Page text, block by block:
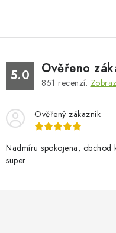
5.0 Ověřeno
851 recenzí.
Ověřený zákazník
Nadmíru spokojena, obchod
super